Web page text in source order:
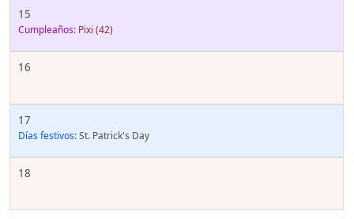
15
Cumpleaños: Pixi (42)
16
17
Días festivos:St. Patrick's Day
18